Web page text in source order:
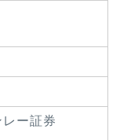
ー証券